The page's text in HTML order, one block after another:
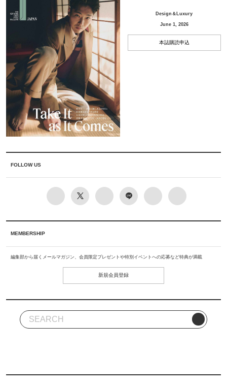
Design＆Luxury
June 1, 2026
本誌購読申込
FOLLOW US
MEMBERSHIP
編集部から届くメールマガジン、会員限定プレゼントや特別イベントへの応募など特典が満載
新規会員登録